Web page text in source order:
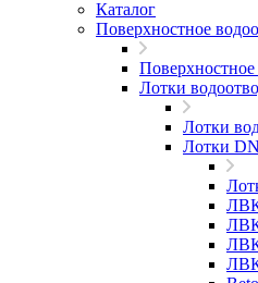
Каталог
Поверхностное
Поверхностное
Лотки
Лотки
Лотки